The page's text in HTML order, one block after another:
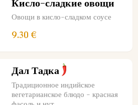
Кисло-сладкие овощи
Овощи в кисло-сладком соусе
9.30 €
Дал Тадка
Традиционное индийское
вегетарианское блюдо - красная